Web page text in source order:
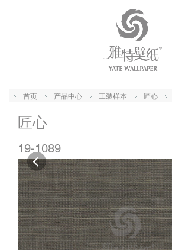
首页 产品中心 工装样本 匠心
匠心
19-1089